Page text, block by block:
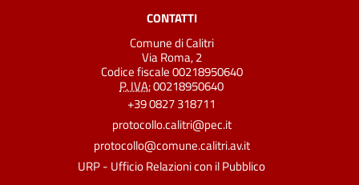
CONTATTI
Comune di Calitri
Via Roma, 2
Codice fiscale 00218950640
P. IVA:00218950640
+39 0827 318711
protocollo.calitri@pec.it
protocollo@comune.calitri.av.it
URP - Ufficio Relazioni con il Pubblico